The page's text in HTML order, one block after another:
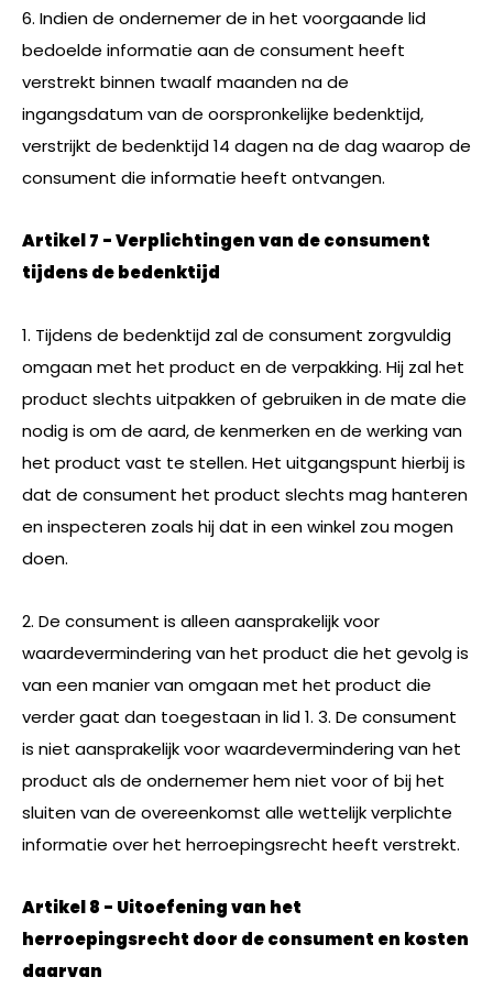
6. Indien de ondernemer de in het voorgaande lid
bedoelde informatie aan de consument heeft
verstrekt binnen twaalf maanden na de
ingangsdatum van de oorspronkelijke bedenktijd,
verstrijkt de bedenktijd 14 dagen na de dag waarop de
consument die informatie heeft ontvangen.
Artikel 7 - Verplichtingen van de consument
tijdens de bedenktijd
1. Tijdens de bedenktijd zal de consument zorgvuldig
omgaan met het product en de verpakking. Hij zal het
product slechts uitpakken of gebruiken in de mate die
nodig is om de aard, de kenmerken en de werking van
het product vast te stellen. Het uitgangspunt hierbij is
dat de consument het product slechts mag hanteren
en inspecteren zoals hij dat in een winkel zou mogen
doen.
2. De consument is alleen aansprakelijk voor
waardevermindering van het product die het gevolg is
van een manier van omgaan met het product die
verder gaat dan toegestaan in lid 1. 3. De consument
is niet aansprakelijk voor waardevermindering van het
product als de ondernemer hem niet voor of bij het
sluiten van de overeenkomst alle wettelijk verplichte
informatie over het herroepingsrecht heeft verstrekt.
Artikel 8 - Uitoefening van het
herroepingsrecht door de consument en kosten
daarvan